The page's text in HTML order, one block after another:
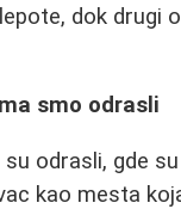
dok drugi
smo odrasli
odrasli, gde
kao mesta